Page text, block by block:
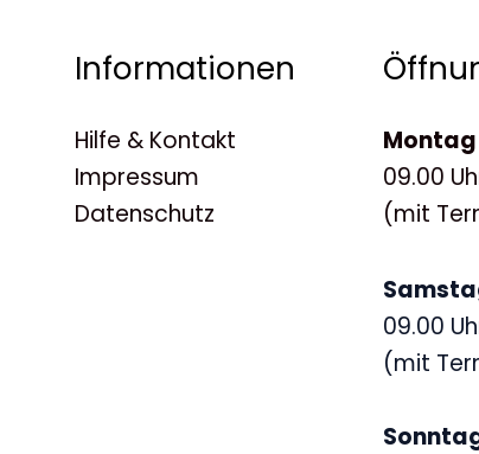
Informationen
Hilfe & Kontakt
Impressum
Datenschutz
09.00
(mit
09.00
(mit